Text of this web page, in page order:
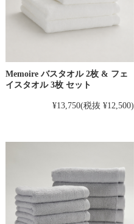
Memoire バスタオル 2枚 & フェ
イスタオル 3枚 セット
¥13,750(税抜 ¥12,500)